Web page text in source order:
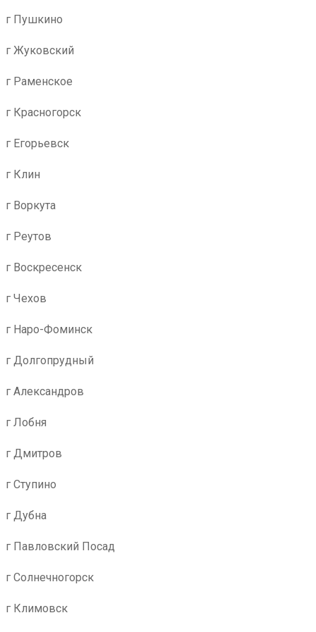
г Пушкино
г Жуковский
г Раменское
г Красногорск
г Егорьевск
г Клин
г Воркута
г Реутов
г Воскресенск
г Чехов
г Наро-Фоминск
г Долгопрудный
г Александров
г Лобня
г Дмитров
г Ступино
г Дубна
г Павловский Посад
г Солнечногорск
г Климовск